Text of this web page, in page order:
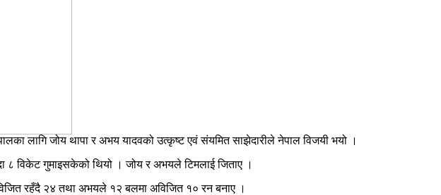
लागि जोय थापा र अभय यादवको उत्कृष्ट एवं संयमित साझेदारीले नेपाल विजयी भयो ।
८ विकेट गुमाइसकेको थियो । जोय र अभयले टिमलाई जिताए ।
रहँदै २४ तथा अभयले १२ बलमा अविजित १० रन बनाए ।